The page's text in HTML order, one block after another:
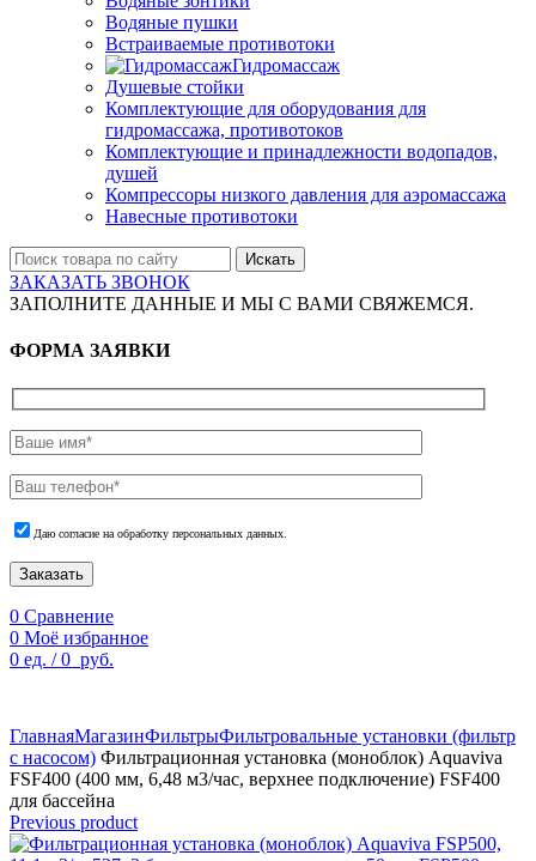
Водяные пушки
Встраиваемые противотоки
Гидромассаж
Душевые стойки
Комплектующие для оборудования для
гидромассажа, противотоков
Комплектующие и принадлежности водопадов,
душей
Компрессоры низкого давления для аэромассажа
Навесные противотоки
Искать
ЗАКАЗАТЬ ЗВОНОК
ЗАПОЛНИТЕ ДАННЫЕ И МЫ С ВАМИ СВЯЖЕМСЯ.
ФОРМА ЗАЯВКИ
Даю согласие на обработку персональных данных.
Заказать
0 Сравнение
0 Моё избранное
0 ед. / 0 руб.
ГлавнаяМагазинФильтрыФильтровальные установки (фильтр
с насосом) Фильтрационная установка (моноблок) Aquaviva
FSF400 (400 мм, 6,48 м3/час, верхнее подключение) FSF400
для бассейна
Previous product